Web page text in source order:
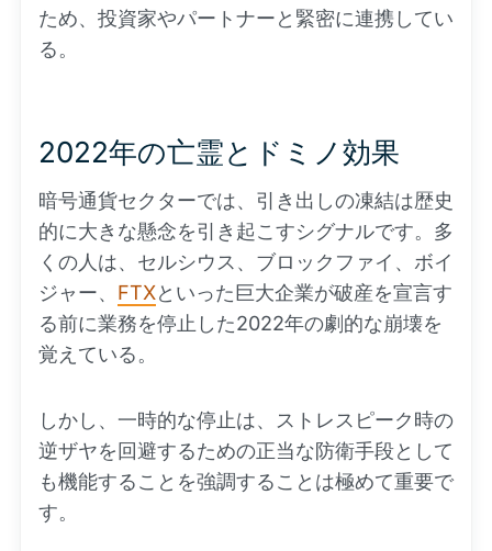
ため、投資家やパートナーと緊密に連携してい
る。
2022年の亡霊とドミノ効果
暗号通貨セクターでは、引き出しの凍結は歴史
的に大きな懸念を引き起こすシグナルです。多
くの人は、セルシウス、ブロックファイ、ボイ
ジャー、 FTXといった巨大企業が破産を宣言す
る前に業務を停止した2022年の劇的な崩壊を
覚えている。
しかし、一時的な停止は、ストレスピーク時の
逆ザヤを回避するための正当な防衛手段として
も機能することを強調することは極めて重要で
す。